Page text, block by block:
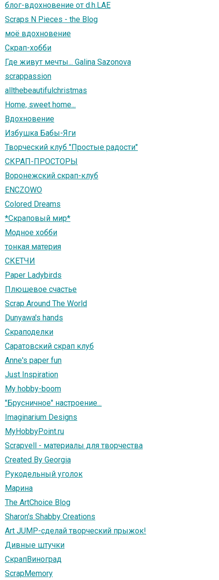
блог-вдохновение от d.h.LAE
Scraps N Pieces - the Blog
моё вдохновение
Скрап-хобби
Где живут мечты... Galina Sazonova
scrappassion
allthebeautifulchristmas
Home, sweet home...
Вдохновение
Избушка Бабы-Яги
Творческий клуб "Простые радости"
СКРАП-ПРОСТОРЫ
Воронежский скрап-клуб
ENCZOWO
Colored Dreams
*Скраповый мир*
Модное хобби
тонкая материя
СКЕТЧИ
Paper Ladybirds
Плюшевое счастье
Scrap Around The World
Dunyawa's hands
Скраподелки
Саратовский скрап клуб
Anne's paper fun
Just Inspiration
My hobby-boom
"Брусничное" настроение...
Imaginarium Designs
MyHobbyPoint.ru
Scrapvell - материалы для творчества
Created By Georgia
Рукодельный уголок
Марина
The ArtChoice Blog
Sharon's Shabby Creations
Art JUMP-сделай творческий прыжок!
Дивные штучки
СкрапВиноград
ScrapMemory